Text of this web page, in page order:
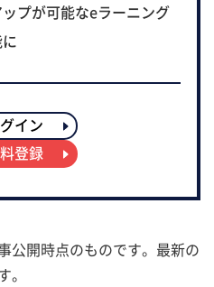
プが可能なeラーニング
イン
登録
公開時点のものです。最新の